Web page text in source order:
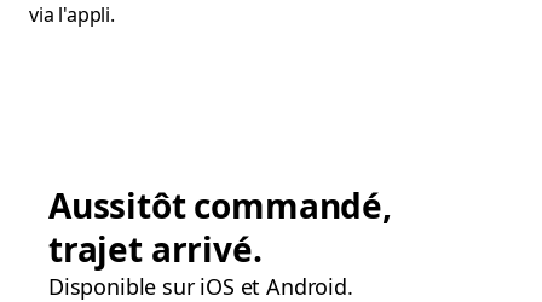
via l'appli.
Aussitôt commandé,
trajet arrivé.
Disponible sur iOS et Android.